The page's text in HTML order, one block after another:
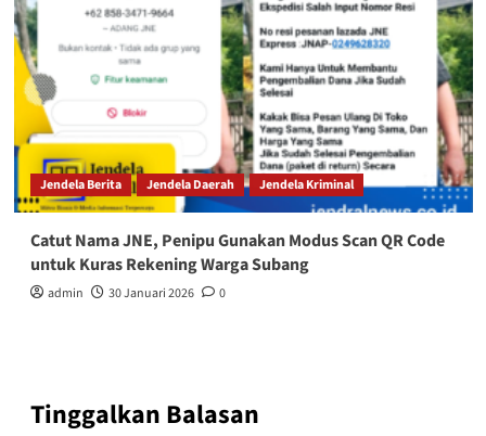
Jendela Berita Jendela Daerah Jendela Kriminal
Catut Nama JNE, Penipu Gunakan Modus Scan QR Code
untuk Kuras Rekening Warga Subang
admin 30 Januari 2026 0
Tinggalkan Balasan